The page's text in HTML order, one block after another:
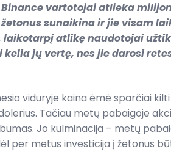
vartotojai atlieka
sunaikina ir jie visam
laikotarpį atlikę naudotojai
kelia jų vertę, nes jie darosi
viduryje kaina ėmė sparčiai
Tačiau metų pabaigoje
Jo kulminacija – metų
per metus investicija į žetonus